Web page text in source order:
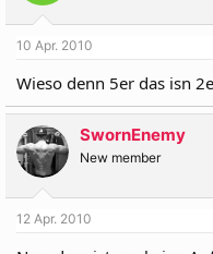
10 Apr. 2010
Wieso denn 5er das isn
SwornEnemy
New member
12 Apr. 2010